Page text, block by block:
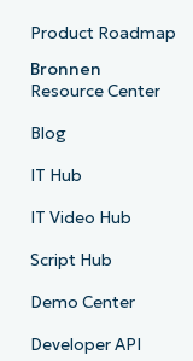
Product Roadmap
Bronnen
Resource Center
Blog
IT Hub
IT Video Hub
Script Hub
Demo Center
Developer API